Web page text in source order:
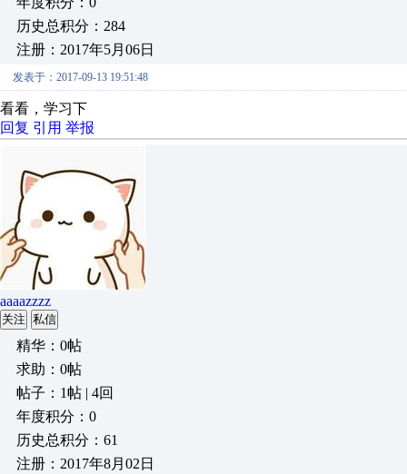
历史总积分：284
注册：2017年5月06日
发表于：2017-09-13 19:51:48
看看，学习下
回复 引用 举报
aaaazzzz
关注 私信
精华：0帖
求助：0帖
帖子：1帖 | 4回
年度积分：0
历史总积分：61
注册：2017年8月02日